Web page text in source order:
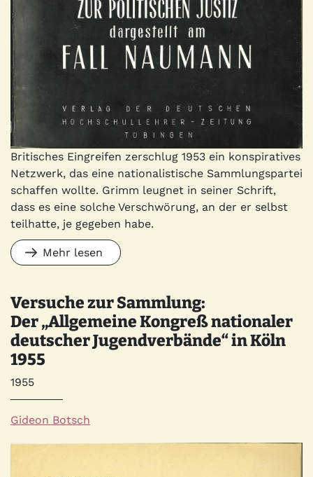
Britisches Eingreifen zerschlug 1953 ein konspiratives
Netzwerk, das eine nationalistische Sammlungspartei
schaffen wollte. Grimm leugnet in seiner Schrift,
dass es eine solche Verschwörung, an der er selbst
teilhatte, je gegeben habe.
Mehr lesen
Versuche zur Sammlung:
Der „Allgemeine Kongreß nationaler
deutscher Jugendverbände“ in Köln
1955
Jahr
1955
Autor*innen
Gideon Botsch